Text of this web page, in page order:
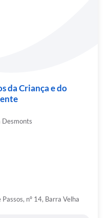
da Criança e do
Desmonts
nº 14, Barra Velha